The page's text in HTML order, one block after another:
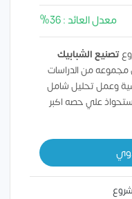
معدل العائد : 36%
تصنيع الشبابيك
مجموعه من الدراسات
وعمل تحليل شامل
علي حصه اكبر